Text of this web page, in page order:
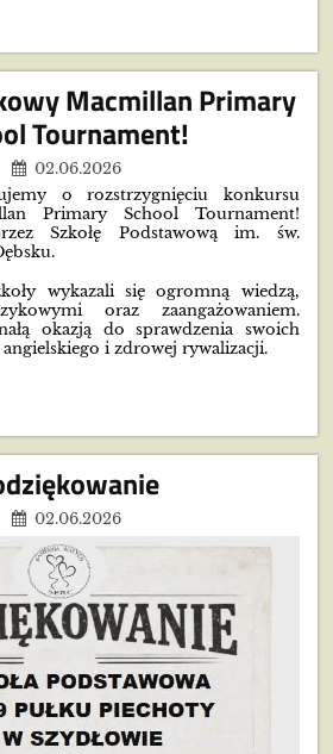
Macmillan Primary
Tournament!
02.06.2026
o rozstrzygnięciu konkursu
Primary School Tournament!
Szkołę Podstawową im. św.
wykazali się ogromną wiedzą,
oraz zaangażowaniem.
okazją do sprawdzenia swoich
i zdrowej rywalizacji.
02.06.2026